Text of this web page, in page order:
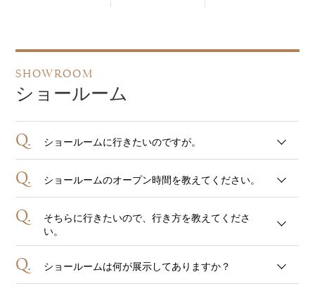
SHOWROOM
ショールーム
Q. ショールームに行きたいのですが。
Q. ショールームのオープン時間を教えてください。
Q.
そちらに行きたいので、行き方を教えてくださ
い。
Q. ショールームは何が展示してありますか？